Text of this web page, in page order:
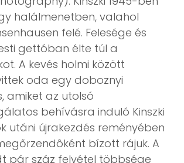
halálmenetben, valahol
felé. Felesége és
gettóban élte túl a
A kevés holmi között
oda egy doboznyi
amiket az utolsó
behívásra induló Kinszki
utáni újrakezdés reményében
bízott rájuk. A
pár száz felvétel többsége